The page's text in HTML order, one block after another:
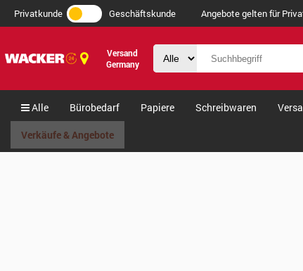
Privatkunde Geschäftskunde Angebote gelten für
Versand
Germany
Alle Bürobedarf Papiere Schreibwaren
Verkäufe & Angebote